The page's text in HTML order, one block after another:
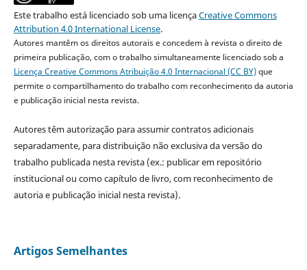
Este trabalho está licenciado sob uma licençaCreative Commons
Attribution 4.0 International License.
Autores mantêm os direitos autorais e concedem à revista o direito de
primeira publicação, com o trabalho simultaneamente licenciado sob a
Licença Creative Commons Atribuição 4.0 Internacional (CC BY)que
permite o compartilhamento do trabalho com reconhecimento da autoria
e publicação inicial nesta revista.
Autores têm autorização para assumir contratos adicionais
separadamente, para distribuição não exclusiva da versão do
trabalho publicada nesta revista (ex.: publicar em repositório
institucional ou como capítulo de livro, com reconhecimento de
autoria e publicação inicial nesta revista).
Artigos Semelhantes